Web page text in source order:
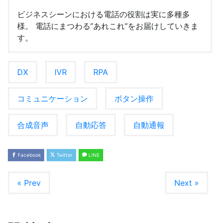
ビジネスシーンにおける電話の役割は実に多種多
様。 電話にまつわる”あれこれ”をお届けしていきま
す。
DX IVR RPA
コミュニケーション ボタン操作
合成音声 自動応答 自動通報
Facebook Twitter LINE
« Prev Next »